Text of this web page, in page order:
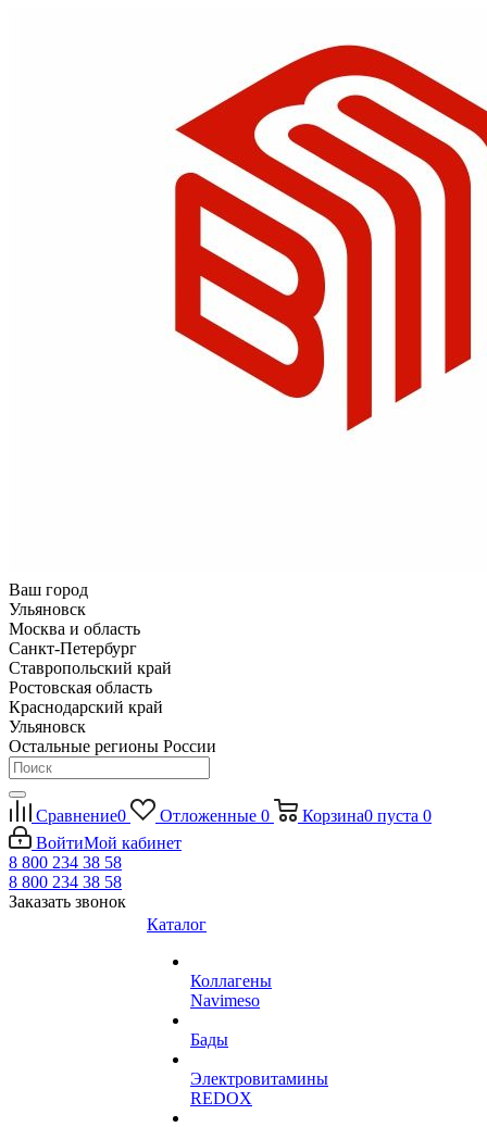
Ваш город
Ульяновск
Москва и область
Санкт-Петербург
Ставропольский край
Ростовская область
Краснодарский край
Ульяновск
Остальные регионы России
Сравнение0 Отложенные 0 Корзина0 пуста 0
ВойтиМой кабинет
8 800 234 38 58
8 800 234 38 58
Заказать звонок
Каталог
Коллагены
Navimeso
Бады
Электровитамины
REDOX